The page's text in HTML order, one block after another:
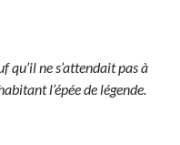
qu’il ne s’attendait pas à
l’épée de légende.